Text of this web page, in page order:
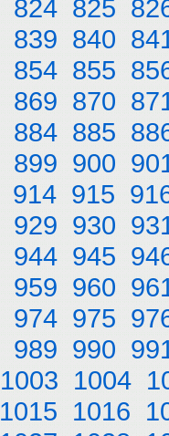
824 825
839 840
854 855
869 870
884 885
899 900
914 915
929 930
944 945
959 960
974 975
989 990
1003 1004
1015 1016